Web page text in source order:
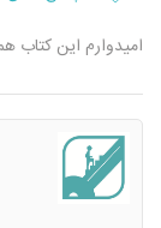
امیدوارم این کتاب